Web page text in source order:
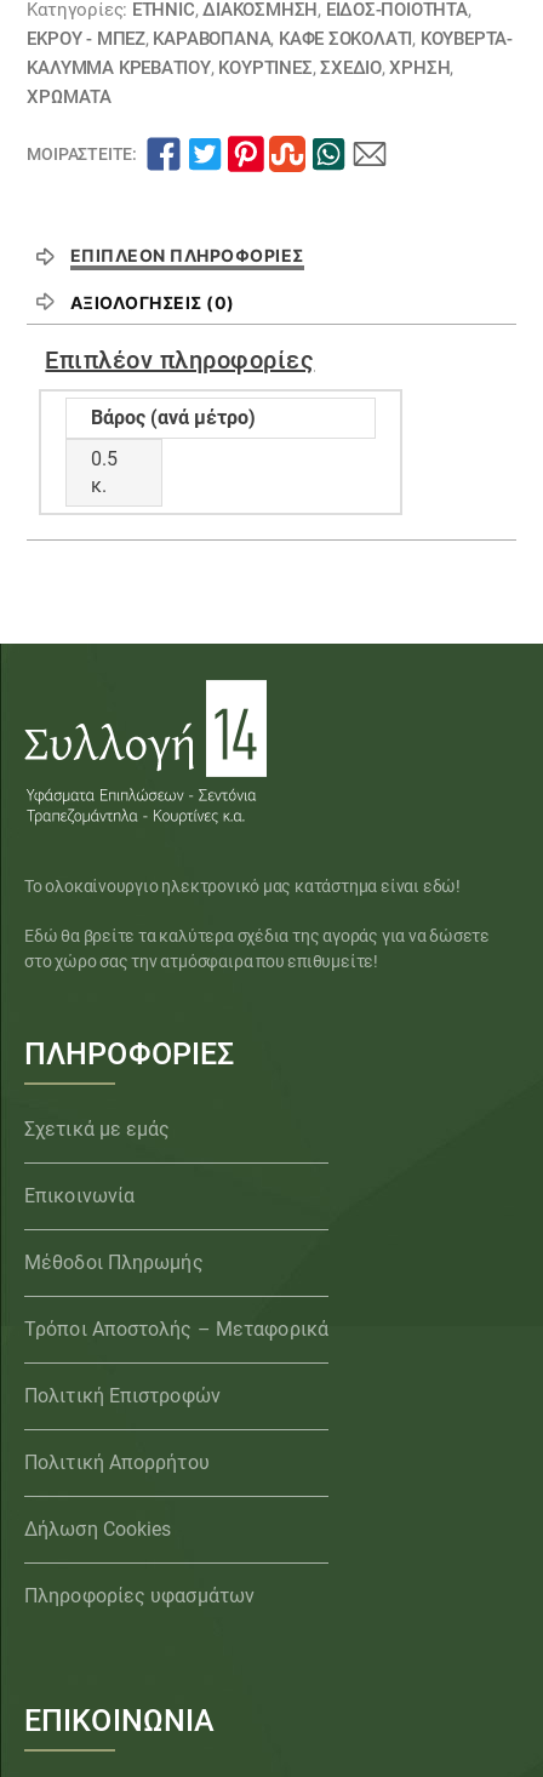
Κατηγορίες: ETHNIC,ΔΙΑΚΟΣΜΗΣΗ , ΕΙΔΟΣ-ΠΟΙΟΤΗΤΑ,
ΕΚΡΟΥ - ΜΠΕΖ, ΚΑΡΑΒΌΠΑΝΑ, ΚΑΦΕ ΣΟΚΟΛΑΤΙ , ΚΟΥΒΈΡΤΑ-
ΚΆΛΥΜΜΑ ΚΡΕΒΑΤΙΟΎ, ΚΟΥΡΤΊΝΕΣ,ΣΧΕΔΙΟ,ΧΡΗΣΗ,
ΧΡΏΜΑΤΑ
ΜΟΙΡΑΣΤΕΊΤΕ:
ΕΠΙΠΛΈΟΝ ΠΛΗΡΟΦΟΡΊΕΣ
ΑΞΙΟΛΟΓΉΣΕΙΣ (0)
Επιπλέον πληροφορίες
Βάρος (ανά μέτρο)
0.5
κ.
Το ολοκαίνουργιο ηλεκτρονικό μας κατάστημα είναι εδώ!
Εδώ θα βρείτε τα καλύτερα σχέδια της αγοράς για να δώσετε
στο χώρο σας την ατμόσφαιρα που επιθυμείτε!
ΠΛΗΡΟΦΟΡΙΕΣ
Σχετικά με εμάς
Επικοινωνία
Μέθοδοι Πληρωμής
Τρόποι Αποστολής – Μεταφορικά
Πολιτική Επιστροφών
Πολιτική Απορρήτου
Δήλωση Cookies
Πληροφορίες υφασμάτων
ΕΠΙΚΟΙΝΩΝΙΑ